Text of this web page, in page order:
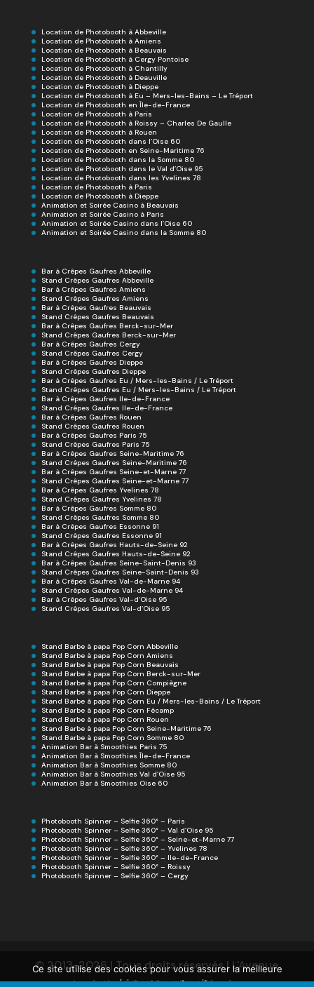
Location de Photobooth à Abbeville
Location de Photobooth à Amiens
Location de Photobooth à Beauvais
Location de Photobooth à Cergy Pontoise
Location de Photobooth à Chantilly
Location de Photobooth à Deauville
Location de Photobooth à Dieppe
Location de Photobooth à Eu – Mers-les-Bains – Le Tréport
Location de Photobooth en Île-de-France
Location de Photobooth à Paris
Location de Photobooth à Roissy – Charles De Gaulle
Location de Photobooth à Rouen
Location de Photobooth dans l’Oise 60
Location de Photobooth en Seine-Maritime 76
Location de Photobooth dans la Somme 80
Location de Photobooth dans le Val d’Oise 95
Location de Photobooth dans les Yvelines 78
Location de Photobooth à Paris
Location de Photobooth à Dieppe
Animation et Soirée Casino à Beauvais
Animation et Soirée Casino à Paris
Animation et Soirée Casino dans l’Oise 60
Animation et Soirée Casino dans la Somme 80
Bar à Crêpes Gaufres Abbeville
Stand Crêpes Gaufres Abbeville
Bar à Crêpes Gaufres Amiens
Stand Crêpes Gaufres Amiens
Bar à Crêpes Gaufres Beauvais
Stand Crêpes Gaufres Beauvais
Bar à Crêpes Gaufres Berck-sur-Mer
Stand Crêpes Gaufres Berck-sur-Mer
Bar à Crêpes Gaufres Cergy
Stand Crêpes Gaufres Cergy
Bar à Crêpes Gaufres Dieppe
Stand Crêpes Gaufres Dieppe
Bar à Crêpes Gaufres Eu / Mers-les-Bains / Le Tréport
Stand Crêpes Gaufres Eu / Mers-les-Bains / Le Tréport
Bar à Crêpes Gaufres Ile-de-France
Stand Crêpes Gaufres Ile-de-France
Bar à Crêpes Gaufres Rouen
Stand Crêpes Gaufres Rouen
Bar à Crêpes Gaufres Paris 75
Stand Crêpes Gaufres Paris 75
Bar à Crêpes Gaufres Seine-Maritime 76
Stand Crêpes Gaufres Seine-Maritime 76
Bar à Crêpes Gaufres Seine-et-Marne 77
Stand Crêpes Gaufres Seine-et-Marne 77
Bar à Crêpes Gaufres Yvelines 78
Stand Crêpes Gaufres Yvelines 78
Bar à Crêpes Gaufres Somme 80
Stand Crêpes Gaufres Somme 80
Bar à Crêpes Gaufres Essonne 91
Stand Crêpes Gaufres Essonne 91
Bar à Crêpes Gaufres Hauts-de-Seine 92
Stand Crêpes Gaufres Hauts-de-Seine 92
Bar à Crêpes Gaufres Seine-Saint-Denis 93
Stand Crêpes Gaufres Seine-Saint-Denis 93
Bar à Crêpes Gaufres Val-de-Marne 94
Stand Crêpes Gaufres Val-de-Marne 94
Bar à Crêpes Gaufres Val-d’Oise 95
Stand Crêpes Gaufres Val-d’Oise 95
Stand Barbe à papa Pop Corn Abbeville
Stand Barbe à papa Pop Corn Amiens
Stand Barbe à papa Pop Corn Beauvais
Stand Barbe à papa Pop Corn Berck-sur-Mer
Stand Barbe à papa Pop Corn Compiègne
Stand Barbe à papa Pop Corn Dieppe
Stand Barbe à papa Pop Corn Eu / Mers-les-Bains / Le Tréport
Stand Barbe à papa Pop Corn Fécamp
Stand Barbe à papa Pop Corn Rouen
Stand Barbe à papa Pop Corn Seine-Maritime 76
Stand Barbe à papa Pop Corn Somme 80
Animation Bar à Smoothies Paris 75
Animation Bar à Smoothies Île-de-France
Animation Bar à Smoothies Somme 80
Animation Bar à Smoothies Val d’Oise 95
Animation Bar à Smoothies Oise 60
Photobooth Spinner – Selfie 360° – Paris
Photobooth Spinner – Selfie 360° – Val d’Oise 95
Photobooth Spinner – Selfie 360° – Seine-et-Marne 77
Photobooth Spinner – Selfie 360° – Yvelines 78
Photobooth Spinner – Selfie 360° – Ile-de-France
Photobooth Spinner – Selfie 360° – Roissy
Photobooth Spinner – Selfie 360° – Cergy
© 2013-2026 | Tous droits réservés | L'Avenue
des Artistes® -Mentions légales
Ce site utilise des cookies pour vous assurer la meilleure
expérience sur notre site